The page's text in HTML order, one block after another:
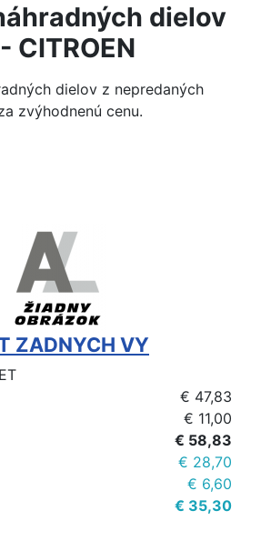
dielov
CITROEN
dielov z nepredaných
zvýhodnenú cenu.
ZADNYCH VY
€ 47,83
€ 11,00
€ 58,83
€ 28,70
€ 6,60
€ 35,30